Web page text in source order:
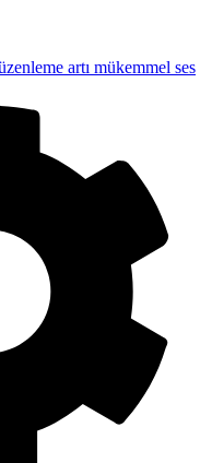
artı mükemmel ses